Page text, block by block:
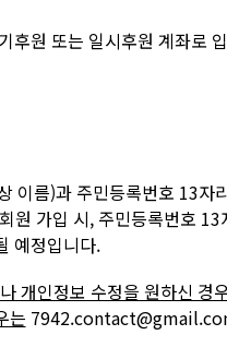
원 또는 일시후원 계좌로
이름)과 주민등록번호 13자
가입 시, 주민등록번호
예정입니다.
개인정보 수정을 원하신 경
는